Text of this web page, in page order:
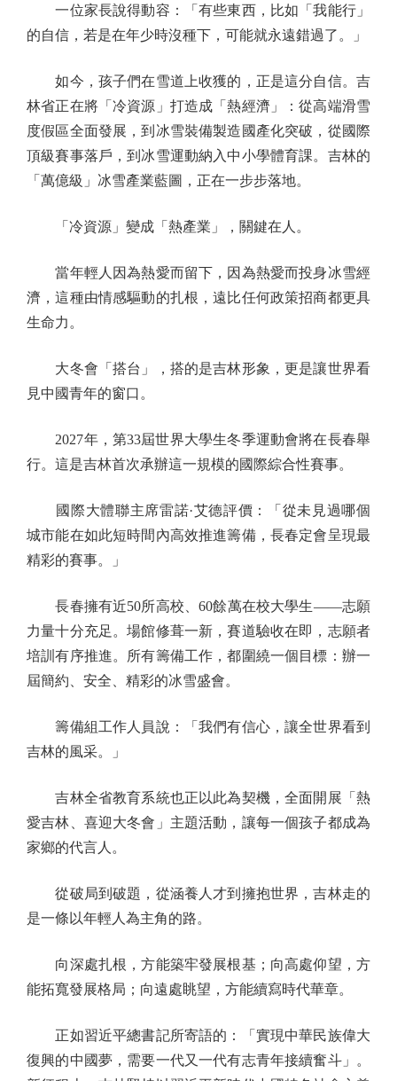
一位家長說得動容：「有些東西，比如「我能行」
的自信，若是在年少時沒種下，可能就永遠錯過了。」
如今，孩子們在雪道上收獲的，正是這分自信。吉
林省正在將「冷資源」打造成「熱經濟」：從高端滑雪
度假區全面發展，到冰雪裝備製造國產化突破，從國際
頂級賽事落戶，到冰雪運動納入中小學體育課。吉林的
「萬億級」冰雪產業藍圖，正在一步步落地。
「冷資源」變成「熱產業」，關鍵在人。
當年輕人因為熱愛而留下，因為熱愛而投身冰雪經
濟，這種由情感驅動的扎根，遠比任何政策招商都更具
生命力。
大冬會「搭台」，搭的是吉林形象，更是讓世界看
見中國青年的窗口。
2027年，第33屆世界大學生冬季運動會將在長春舉
行。這是吉林首次承辦這一規模的國際綜合性賽事。
國際大體聯主席雷諾·艾德評價：「從未見過哪個
城市能在如此短時間內高效推進籌備，長春定會呈現最
精彩的賽事。」
長春擁有近50所高校、60餘萬在校大學生——志願
力量十分充足。場館修葺一新，賽道驗收在即，志願者
培訓有序推進。所有籌備工作，都圍繞一個目標：辦一
屆簡約、安全、精彩的冰雪盛會。
籌備組工作人員說：「我們有信心，讓全世界看到
吉林的風采。」
吉林全省教育系統也正以此為契機，全面開展「熱
愛吉林、喜迎大冬會」主題活動，讓每一個孩子都成為
家鄉的代言人。
從破局到破題，從涵養人才到擁抱世界，吉林走的
是一條以年輕人為主角的路。
向深處扎根，方能築牢發展根基；向高處仰望，方
能拓寬發展格局；向遠處眺望，方能續寫時代華章。
正如習近平總書記所寄語的：「實現中華民族偉大
復興的中國夢，需要一代又一代有志青年接續奮斗」。